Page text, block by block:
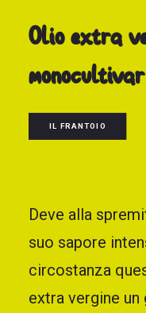
Olio extra
IL FRANTOIO
Deve alla
suo sapore
circostanza
extra vergine un